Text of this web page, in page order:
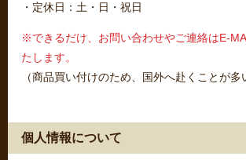
・定休日：土・日・祝日
※できるだけ、お問い合わせやご連絡はE-
たします。
（商品買い付けのため、国外へ赴くことが多
個人情報について